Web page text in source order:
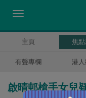
主頁 焦
有聲專欄 港
啟晴邨槍手女兒